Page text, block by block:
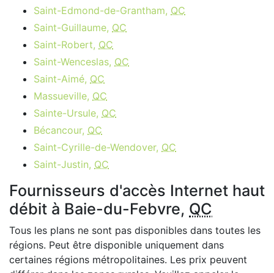
Saint-Edmond-de-Grantham, QC
Saint-Guillaume, QC
Saint-Robert, QC
Saint-Wenceslas, QC
Saint-Aimé, QC
Massueville, QC
Sainte-Ursule, QC
Bécancour, QC
Saint-Cyrille-de-Wendover, QC
Saint-Justin, QC
Fournisseurs d'accès Internet haut
débit à Baie-du-Febvre, QC
Tous les plans ne sont pas disponibles dans toutes les
régions. Peut être disponible uniquement dans
certaines régions métropolitaines. Les prix peuvent